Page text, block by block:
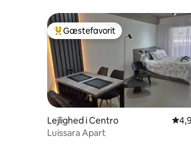
Bedste gæstefavorit
Gæstefavorit
Lejlighed i Centro
Luissara Apart